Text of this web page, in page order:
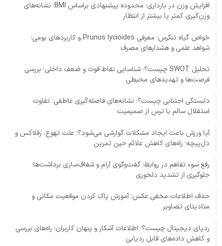
افزایش وزن در بارداری؛ محدوده پیشنهادی براساس BMI؛ نشانه‌های
وزن‌گیری کمتر یا بیشتر از انتظار
خواص گیاه تنگرس؛ معرفی Prunus lycioides و کاربردهای بومی؛
شواهد علمی و هشدارهای مصرف
تحلیل SWOT چیست؟؛ شناسایی نقاط قوت و ضعف داخلی؛ بررسی
فرصت‌ها و تهدیدهای محیطی
دلبستگی اجتنابی چیست؟؛ نشانه‌های فاصله‌گیری عاطفی؛ تفاوت
استقلال سالم با ترس از صمیمیت
آیا ورزش باعث ایجاد مشکلات گوارشی می‌شود؟؛ علت تهوع، رفلاکس و
دل‌پیچه؛ راه‌های کاهش علائم حین تمرین
رفع سوء تفاهم در روابط؛ گفت‌وگوی آرام و شفاف‌سازی برداشت‌ها؛
جلوگیری از تشدید دلخوری
حذف اطلاعات مخفی عکس؛ آموزش پاک کردن موقعیت مکانی و
متادیتای تصاویر
ردپای دیجیتال چیست؟؛ اطلاعات آشکار و پنهان کاربران؛ راه‌های بررسی
و کاهش داده‌های قابل ردیابی